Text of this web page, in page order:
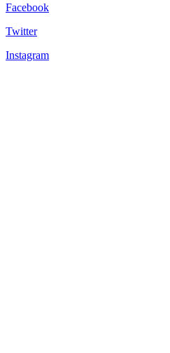
Facebook
Twitter
Instagram